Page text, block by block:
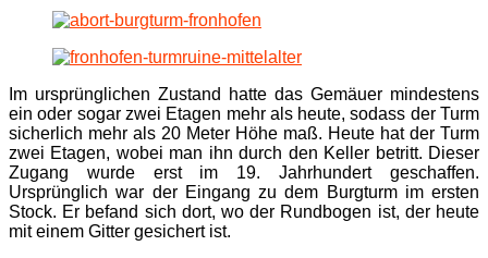
Im ursprünglichen Zustand hatte das Gemäuer mindestens
ein oder sogar zwei Etagen mehr als heute, sodass der Turm
sicherlich mehr als 20 Meter Höhe maß. Heute hat der Turm
zwei Etagen, wobei man ihn durch den Keller betritt. Dieser
Zugang wurde erst im 19. Jahrhundert geschaffen.
Ursprünglich war der Eingang zu dem Burgturm im ersten
Stock. Er befand sich dort, wo der Rundbogen ist, der heute
mit einem Gitter gesichert ist.